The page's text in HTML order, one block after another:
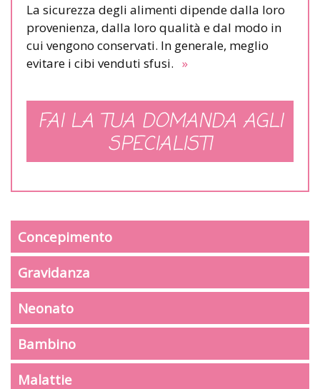
La sicurezza degli alimenti dipende dalla loro
provenienza, dalla loro qualità e dal modo in
cui vengono conservati. In generale, meglio
evitare i cibi venduti sfusi. »
FAI LA TUA DOMANDA AGLI
SPECIALISTI
Concepimento
Gravidanza
Neonato
Bambino
Malattie